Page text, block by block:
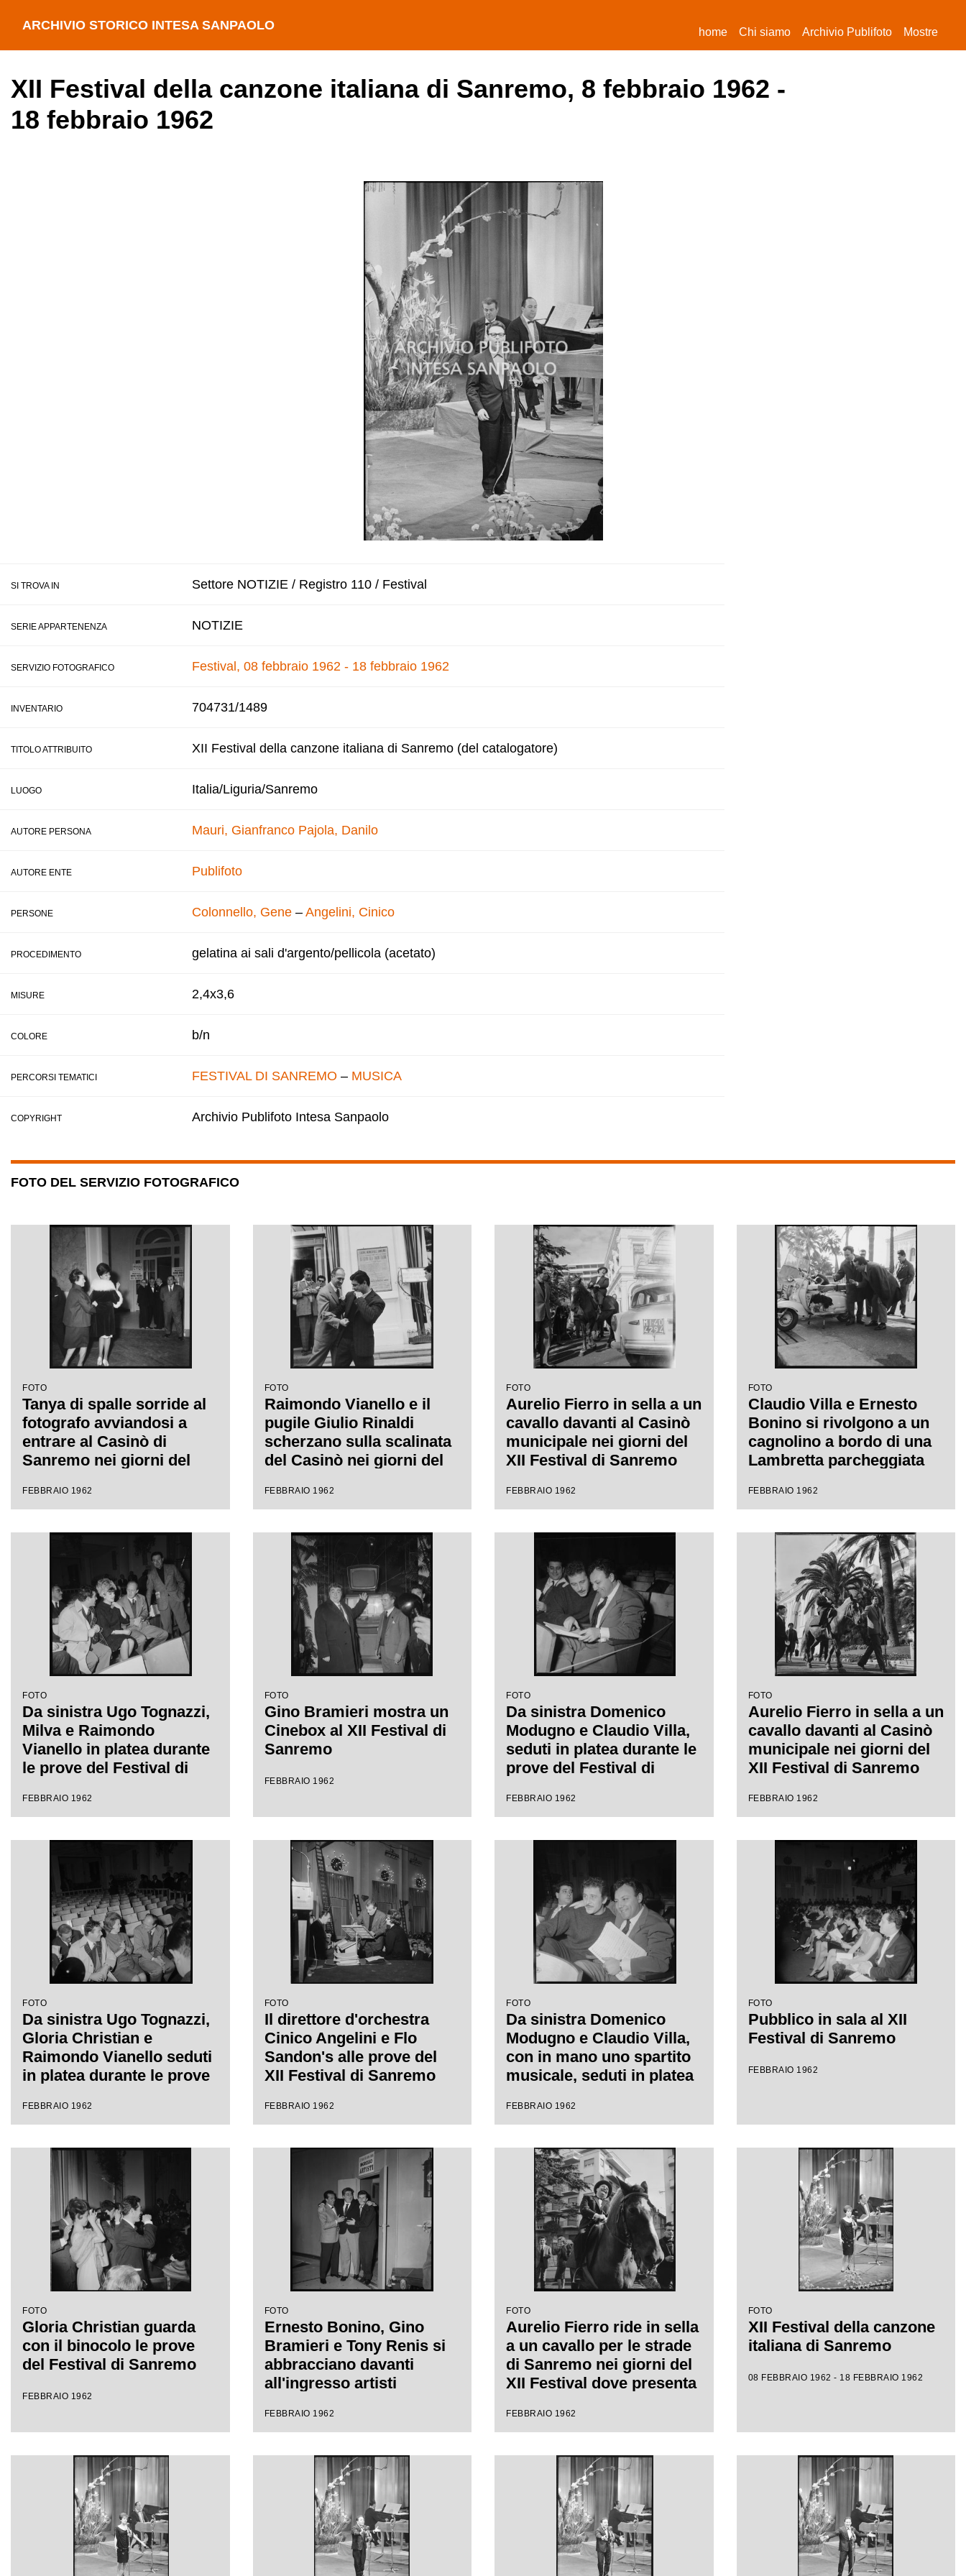
ARCHIVIO STORICO INTESA SANPAOLO home(current)
Chi siamo Archivio Publifoto Mostre
XII Festival della canzone italiana di Sanremo, 8 febbraio 1962 -
18 febbraio 1962
SI TROVA IN Settore NOTIZIE / Registro 110 / Festival
SERIE APPARTENENZA NOTIZIE
SERVIZIO FOTOGRAFICO Festival, 08 febbraio 1962 - 18 febbraio 1962
INVENTARIO 704731/1489
TITOLO ATTRIBUITO XII Festival della canzone italiana di Sanremo (del catalogatore)
LUOGO Italia/Liguria/Sanremo
AUTORE PERSONA Mauri, Gianfranco Pajola, Danilo
AUTORE ENTE Publifoto
PERSONE Colonnello, Gene – Angelini, Cinico
PROCEDIMENTO gelatina ai sali d'argento/pellicola (acetato)
MISURE 2,4x3,6
COLORE b/n
PERCORSI TEMATICI FESTIVAL DI SANREMO – MUSICA
COPYRIGHT Archivio Publifoto Intesa Sanpaolo
FOTO DEL SERVIZIO FOTOGRAFICO
FOTO
Tanya di spalle sorride al
fotografo avviandosi a
entrare al Casinò di
Sanremo nei giorni del
FEBBRAIO 1962
FOTO
Raimondo Vianello e il
pugile Giulio Rinaldi
scherzano sulla scalinata
del Casinò nei giorni del
FEBBRAIO 1962
FOTO
Aurelio Fierro in sella a un
cavallo davanti al Casinò
municipale nei giorni del
XII Festival di Sanremo
"Lui andava a cavallo"
FEBBRAIO 1962
FOTO
Claudio Villa e Ernesto
Bonino si rivolgono a un
cagnolino a bordo di una
Lambretta parcheggiata
municipale nei giorni del
FEBBRAIO 1962
FOTO
Da sinistra Ugo Tognazzi,
Milva e Raimondo
Vianello in platea durante
le prove del Festival di
FEBBRAIO 1962
FOTO
Gino Bramieri mostra un
Cinebox al XII Festival di
Sanremo
FEBBRAIO 1962
FOTO
Da sinistra Domenico
Modugno e Claudio Villa,
seduti in platea durante le
prove del Festival di
spartito musicale
FEBBRAIO 1962
FOTO
Aurelio Fierro in sella a un
cavallo davanti al Casinò
municipale nei giorni del
XII Festival di Sanremo
"Lui andava a cavallo"
FEBBRAIO 1962
FOTO
Da sinistra Ugo Tognazzi,
Gloria Christian e
Raimondo Vianello seduti
in platea durante le prove
FEBBRAIO 1962
FOTO
Il direttore d'orchestra
Cinico Angelini e Flo
Sandon's alle prove del
XII Festival di Sanremo
FEBBRAIO 1962
FOTO
Da sinistra Domenico
Modugno e Claudio Villa,
con in mano uno spartito
musicale, seduti in platea
Festival di Sanremo
FEBBRAIO 1962
FOTO
Pubblico in sala al XII
Festival di Sanremo
FEBBRAIO 1962
FOTO
Gloria Christian guarda
con il binocolo le prove
del Festival di Sanremo
FEBBRAIO 1962
FOTO
Ernesto Bonino, Gino
Bramieri e Tony Renis si
abbracciano davanti
all'ingresso artisti
Sanremo nei giorni del
FEBBRAIO 1962
FOTO
Aurelio Fierro ride in sella
a un cavallo per le strade
di Sanremo nei giorni del
XII Festival dove presenta
cavallo"
FEBBRAIO 1962
FOTO
XII Festival della canzone
italiana di Sanremo
08 FEBBRAIO 1962 - 18 FEBBRAIO 1962